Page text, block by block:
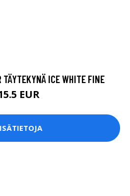
ICE WHITE FINE
EUR